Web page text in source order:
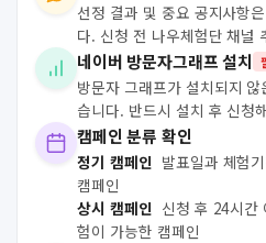
선정 결과 및 중요 공지사항
다. 신청 전 나우체험단 채널
네이버 방문자그래프 설치
방문자 그래프가 설치되지
습니다. 반드시 설치 후 신청
캠페인 분류 확인
정기 캠페인 발표일과 체험
캠페인
상시 캠페인 신청 후 24시간
험이 가능한 캠페인